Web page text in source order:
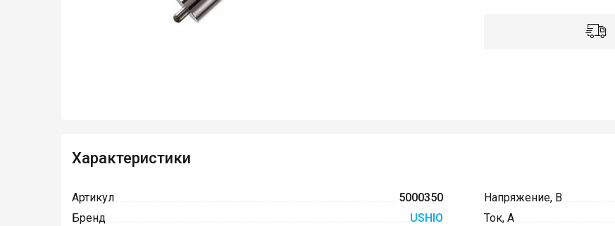
Характеристики
Артикул
5000350
Бренд
USHIO
Напряжение, В
Ток, А